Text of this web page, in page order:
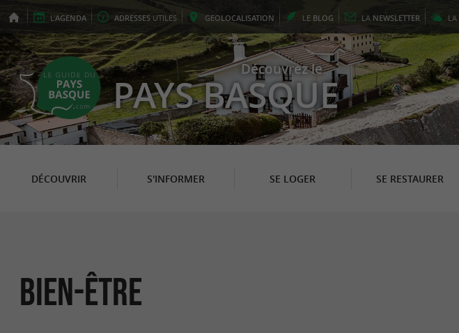
L'AGENDA ADRESSES UTILES GEOLOCALISATION LE BLOG LA NEWSLETTER LA
Découvrez le
PAYS BASQUE
DÉCOUVRIR S'INFORMER SE LOGER SE RESTAURER
Bien-être